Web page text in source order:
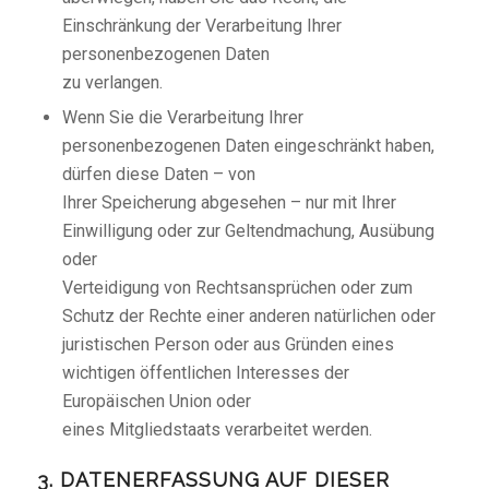
Einschränkung der Verarbeitung Ihrer
personenbezogenen Daten
zu verlangen.
Wenn Sie die Verarbeitung Ihrer
personenbezogenen Daten eingeschränkt haben,
dürfen diese Daten – von
Ihrer Speicherung abgesehen – nur mit Ihrer
Einwilligung oder zur Geltendmachung, Ausübung
oder
Verteidigung von Rechtsansprüchen oder zum
Schutz der Rechte einer anderen natürlichen oder
juristischen Person oder aus Gründen eines
wichtigen öffentlichen Interesses der
Europäischen Union oder
eines Mitgliedstaats verarbeitet werden.
3. DATENERFASSUNG AUF DIESER